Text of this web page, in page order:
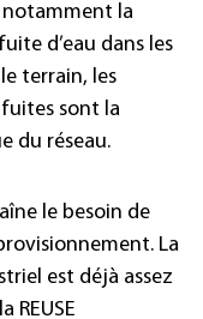
notamment la
d’eau dans les
terrain, les
sont la
du réseau.
le besoin de
La
est déjà assez
REUSE